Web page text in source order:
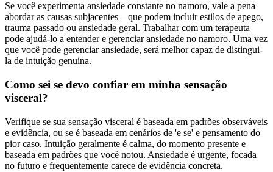
Se você experimenta ansiedade constante no namoro, vale a pena
abordar as causas subjacentes—que podem incluir estilos de apego,
trauma passado ou ansiedade geral. Trabalhar com um terapeuta
pode ajudá-lo a entender e gerenciar ansiedade no namoro. Uma vez
que você pode gerenciar ansiedade, será melhor capaz de distingui-
la de intuição genuína.
Como sei se devo confiar em minha sensação
visceral?
Verifique se sua sensação visceral é baseada em padrões observáveis
e evidência, ou se é baseada em cenários de 'e se' e pensamento do
pior caso. Intuição geralmente é calma, do momento presente e
baseada em padrões que você notou. Ansiedade é urgente, focada
no futuro e frequentemente carece de evidência concreta.